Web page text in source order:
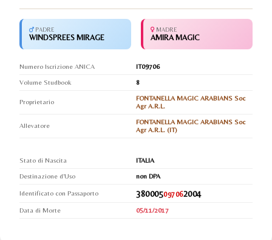
PADRE
WINDSPREES MIRAGE
MADRE
AMIRA MAGIC
Numero Iscrizione ANICA
IT09706
Volume Studbook
8
Proprietario
FONTANELLA MAGIC ARABIANS Soc
Agr A.R.L.
Allevatore
FONTANELLA MAGIC ARABIANS Soc
Agr A.R.L. (IT)
Stato di Nascita
ITALIA
Destinazione d'Uso
non DPA
Identificato con Passaporto 380005097062004
Data di Morte 05/11/2017